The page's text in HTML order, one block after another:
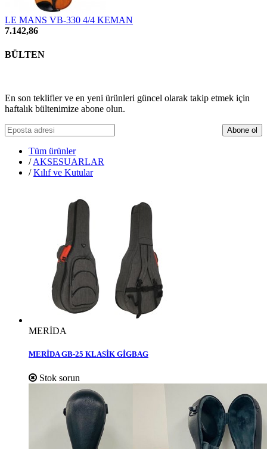
LE MANS VB-330 4/4 KEMAN
7.142,86
BÜLTEN
En son teklifler ve en yeni ürünleri güncel olarak takip etmek için
haftalık bültenimize abone olun.
Abone ol
Tüm ürünler
/ AKSESUARLAR
/ Kılıf ve Kutular
MERİDA
MERİDA GB-25 KLASİK GİGBAG
Stok sorun